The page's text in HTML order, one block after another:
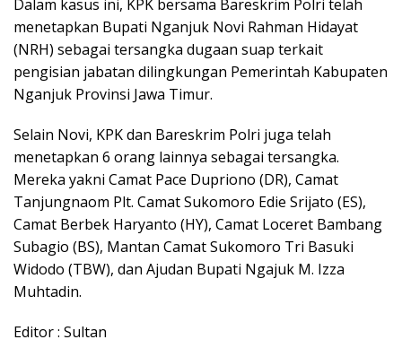
Dalam kasus ini, KPK bersama Bareskrim Polri telah
menetapkan Bupati Nganjuk Novi Rahman Hidayat
(NRH) sebagai tersangka dugaan suap terkait
pengisian jabatan dilingkungan Pemerintah Kabupaten
Nganjuk Provinsi Jawa Timur.
Selain Novi, KPK dan Bareskrim Polri juga telah
menetapkan 6 orang lainnya sebagai tersangka.
Mereka yakni Camat Pace Dupriono (DR), Camat
Tanjungnaom Plt. Camat Sukomoro Edie Srijato (ES),
Camat Berbek Haryanto (HY), Camat Loceret Bambang
Subagio (BS), Mantan Camat Sukomoro Tri Basuki
Widodo (TBW), dan Ajudan Bupati Ngajuk M. Izza
Muhtadin.
Editor : Sultan